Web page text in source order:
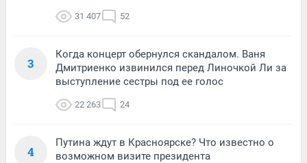
31 407 52
3
Когда концерт обернулся скандалом. Ваня
Дмитриенко извинился перед Линочкой Ли за
выступление сестры под ее голос
22 263 24
4
Путина ждут в Красноярске? Что известно о
возможном визите президента